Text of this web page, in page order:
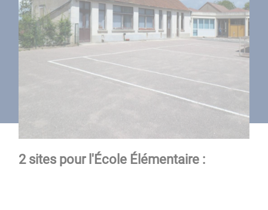
2 sites pour l'École Élémentaire :